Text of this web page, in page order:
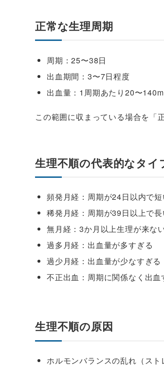
正常な生理周期
周期：25〜38日
出血期間：3〜7日程度
出血量：1周期あたり20〜
この範囲に収まっている場合を「
生理不順の代表的なタイ
頻発月経 ：周期が24日以内で短
稀発月経 ：周期が39日以上で長
無月経 ：3か月以上生理が来な
過多月経 ：出血量が多すぎる
過少月経 ：出血量が少なすぎる
不正出血 ：周期に関係なく出血
生理不順の原因
ホルモンバランスの乱れ（スト